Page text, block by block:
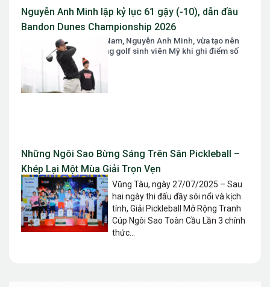
Nguyễn Anh Minh lập kỷ lục 61 gậy (-10), dẫn đầu
Bandon Dunes Championship 2026
Tài năng golf số 1 Việt Nam, Nguyễn Anh Minh, vừa tạo nên
một cơn địa chấn tại làng golf sinh viên Mỹ khi ghi điểm số
61 gậy...
Những Ngôi Sao Bừng Sáng Trên Sân Pickleball –
Khép Lại Một Mùa Giải Trọn Vẹn
Vũng Tàu, ngày 27/07/2025 – Sau
hai ngày thi đấu đầy sôi nổi và kịch
tính, Giải Pickleball Mở Rộng Tranh
Cúp Ngôi Sao Toàn Cầu Lần 3 chính
thức...